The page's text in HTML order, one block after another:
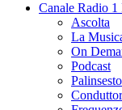
Canale Radio 1
Ascolta
La
On
Podcast
Palinsesto